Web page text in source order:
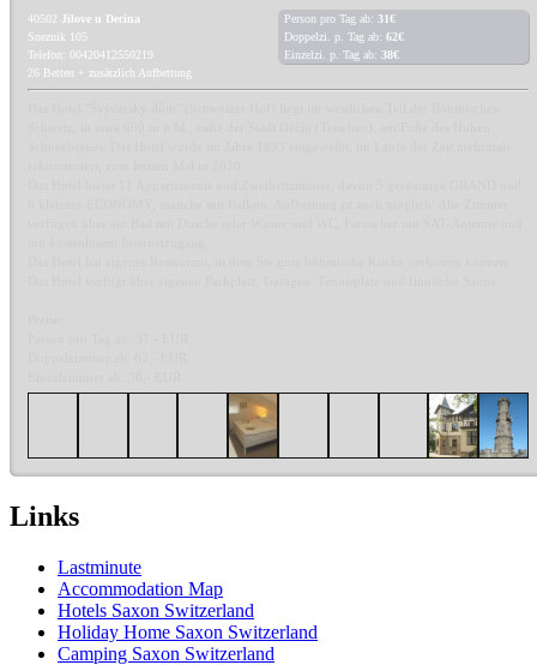
40502 Jilove u Decina
Sneznik 105
Telefon: 00420412550219
26 Betten + zusätzlich Aufbettung
Person pro Tag ab: 31€
Doppelzi. p. Tag ab: 62€
Einzelzi. p. Tag ab: 38€
Links
Lastminute
Accommodation Map
Hotels Saxon Switzerland
Holiday Home Saxon Switzerland
Camping Saxon Switzerland